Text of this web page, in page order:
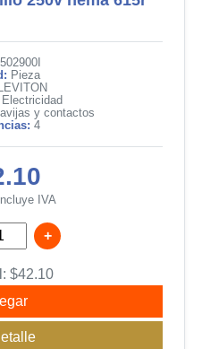
Pieza
LEVITON
Electricidad
y contactos
4
IVA
+
$42.10